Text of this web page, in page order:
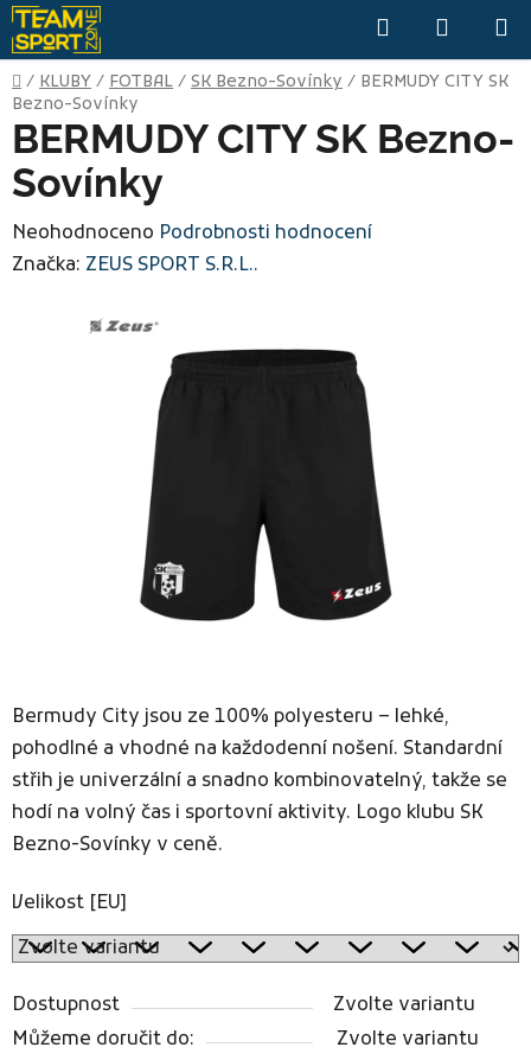
Přejít
na
obsah
Hledat
KOŠÍK
Domů
/ KLUBY / FOTBAL / SK Bezno-Sovínky / BERMUDY CITY SK
Bezno-Sovínky
Bermudy City jsou ze 100% polyesteru – lehké,
pohodlné a vhodné na každodenní nošení. Standardní
střih je univerzální a snadno kombinovatelný, takže se
hodí na volný čas i sportovní aktivity. Logo klubu SK
Bezno-Sovínky v ceně.
Velikost [EU]
Dostupnost
Zvolte variantu
Můžeme doručit do:
Zvolte variantu
BERMUDY CITY SK Bezno-
Sovínky
Průměrné
hodnocení
Neohodnoceno Podrobnosti hodnocení
Značka: ZEUS SPORT S.R.L..